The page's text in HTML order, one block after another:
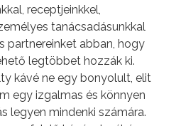
receptjeinkkel,
tanácsadásunkkal
partnereinket abban, hogy
legtöbbet hozzák ki.
kávé ne egy bonyolult, elit
egy izgalmas és könnyen
legyen mindenki számára.